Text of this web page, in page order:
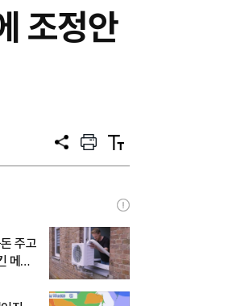
조정안
공
프
트
텍
트
주고
메이